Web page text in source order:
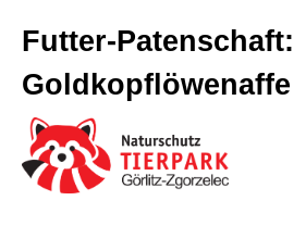
Futter-Patenschaft:
Goldkopflöwenaffe